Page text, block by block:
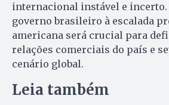
internacional instável e incerto.
governo brasileiro à escalada
americana será crucial para
relações comerciais do país e
cenário global.
Leia também